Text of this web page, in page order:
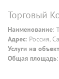
Торговый
Наименование:
Адрес: Россия,
Услуги на
Общая площадь